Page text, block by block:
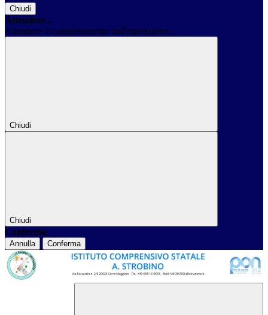
Chiudi
Attendere...
Attendere il completamento dell'operazione...
Chiudi
Chiudi
Conferma
Annulla Conferma